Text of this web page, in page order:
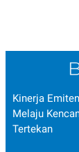
Kinerja
Melaju
Tertekan